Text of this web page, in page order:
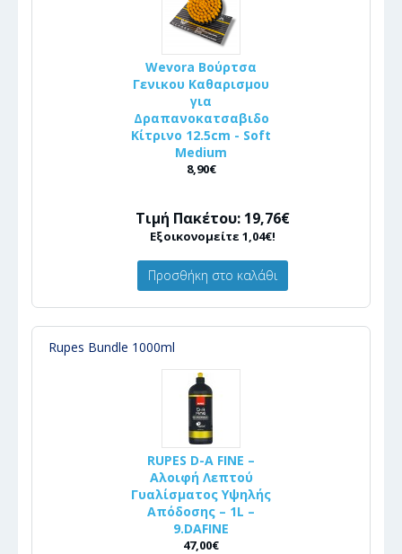
Wevora Βούρτσα
Γενικου Καθαρισμου
για
Δραπανοκατσαβιδο
Κίτρινο 12.5cm - Soft
Medium
8,90€
Τιμή Πακέτου: 19,76€
Εξοικονομείτε 1,04€!
Προσθήκη στο καλάθι
Rupes Bundle 1000ml
RUPES D-A FINE –
Αλοιφή Λεπτού
Γυαλίσματος Υψηλής
Απόδοσης – 1L –
9.DAFINE
47,00€